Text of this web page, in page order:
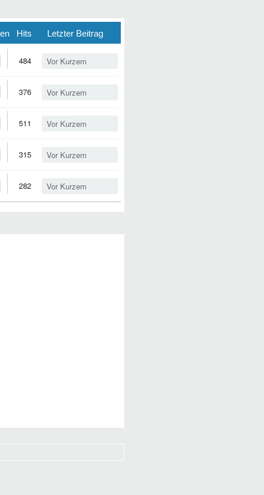
Hits Letzter Beitrag
Vor Kurzem
484
Vor Kurzem
376
Vor Kurzem
511
Vor Kurzem
315
Vor Kurzem
282